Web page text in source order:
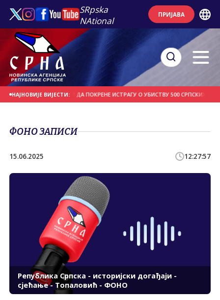
SRpska
NAtional
ПРИЈАВА
НАЈНОВИЈЕ ВИЈЕСТИ:
У БЕОГРАДУ ДА ПОКРЕНЕ ИСТРАГУ О УБИСТВУ 500 СРПСКИХ
ФОНО ЗАПИСИ
15.06.2025 12:27:57
Република Српска - историјски догађаји -
сјећање - Топаловић - ФОНО